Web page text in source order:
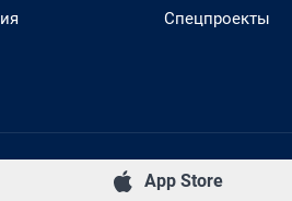
Спецпроекты
App Store